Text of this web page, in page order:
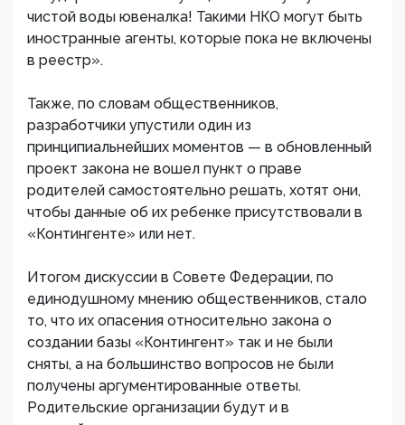
чистой воды ювеналка! Такими НКО могут быть
иностранные агенты, которые пока не включены
в реестр».
Также, по словам общественников,
разработчики упустили один из
принципиальнейших моментов — в обновленный
проект закона не вошел пункт о праве
родителей самостоятельно решать, хотят они,
чтобы данные об их ребенке присутствовали в
«Контингенте» или нет.
Итогом дискуссии в Совете Федерации, по
единодушному мнению общественников, стало
то, что их опасения относительно закона о
создании базы «Контингент» так и не были
сняты, а на большинство вопросов не были
получены аргументированные ответы.
Родительские организации будут и в